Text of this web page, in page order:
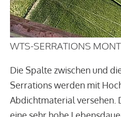
WTS-SERRATIONS
Die Spalte zwischen und
Serrations werden mit
Abdichtmaterial versehen.